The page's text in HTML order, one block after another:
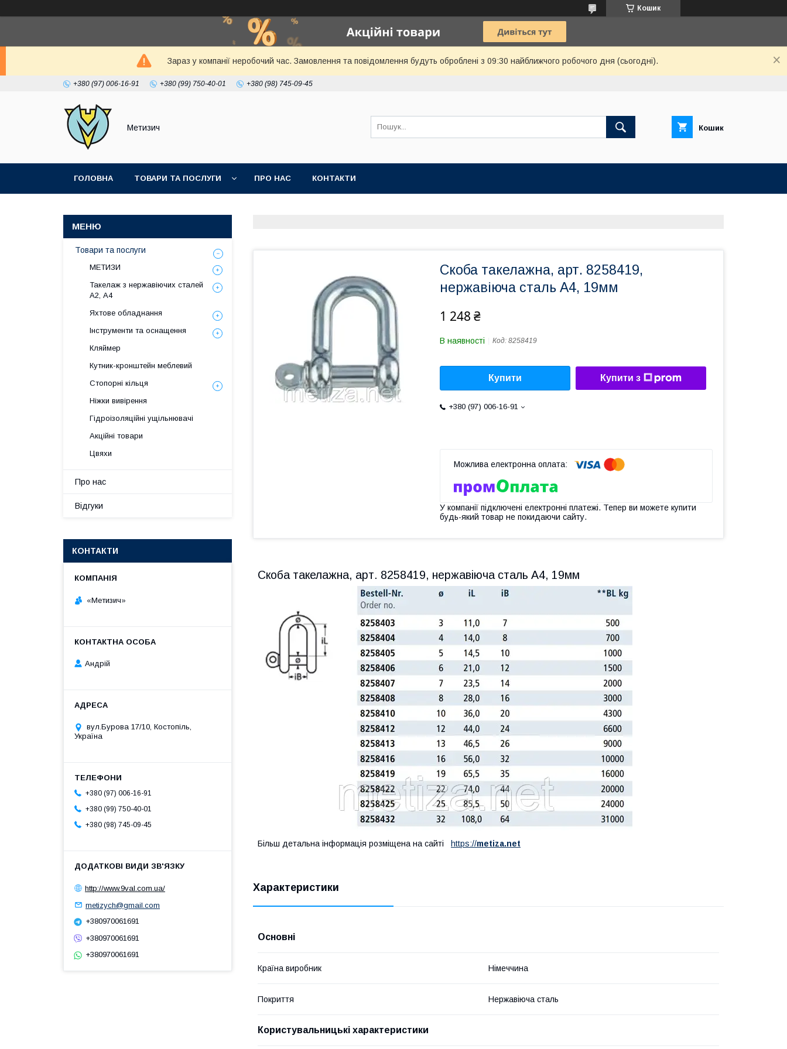
Кошик
Зараз у компанії неробочий час. Замовлення та повідомлення будуть оброблені з 09:30 найближчого робочого дня (сьогодні).
+380 (97) 006-16-91 +380 (99) 750-40-01 +380 (98) 745-09-45
Метизич Кошик
ГОЛОВНА ТОВАРИ ТА ПОСЛУГИ ПРО НАС КОНТАКТИ
Скоба такелажна, арт. 8258419,
нержавіюча сталь А4, 19мм
1 248 ₴
В наявності Код: 8258419
Купити Купити з
+380 (97) 006-16-91
У компанії підключені електронні платежі. Тепер ви можете купити
будь-який товар не покидаючи сайту.
Скоба такелажна, арт. 8258419, нержавіюча сталь А4, 19мм
Більш детальна інформація розміщена на сайті https://metiza.net
Характеристики
Основні
Країна виробник Німеччина
Покриття Нержавіюча сталь
Користувальницькі характеристики
Товари та послуги
МЕТИЗИ
Такелаж з нержавіючих сталей
А2, А4
Яхтове обладнання
Інструменти та оснащення
Кляймер
Кутник-кронштейн меблевий
Стопорні кільця
Ніжки вивірення
Гідроізоляційні ущільнювачі
Акційні товари
Цвяхи
Про нас
Відгуки
КОНТАКТИ
«Метизич»
Андрій
вул.Бурова 17/10, Костопіль,
Україна
+380 (97) 006-16-91
+380 (99) 750-40-01
+380 (98) 745-09-45
http://www.9val.com.ua/
metizych@gmail.com
+380970061691
+380970061691
+380970061691